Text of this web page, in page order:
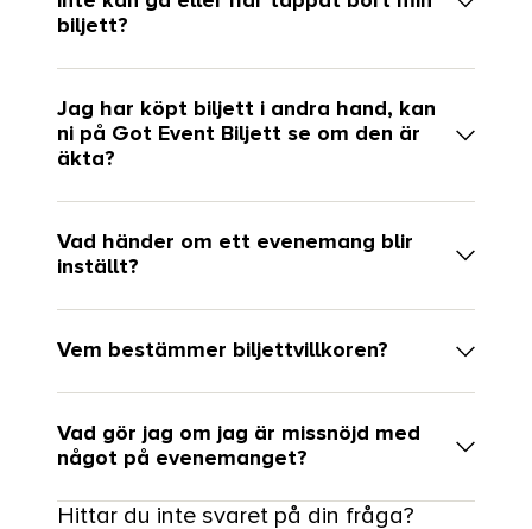
biljett?
Jag har köpt biljett i andra hand, kan
ni på Got Event Biljett se om den är
äkta?
Vad händer om ett evenemang blir
inställt?
Vem bestämmer biljettvillkoren?
Vad gör jag om jag är missnöjd med
något på evenemanget?
Hittar du inte svaret på din fråga?